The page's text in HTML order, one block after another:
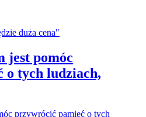
jest pomóc
o tych ludziach,